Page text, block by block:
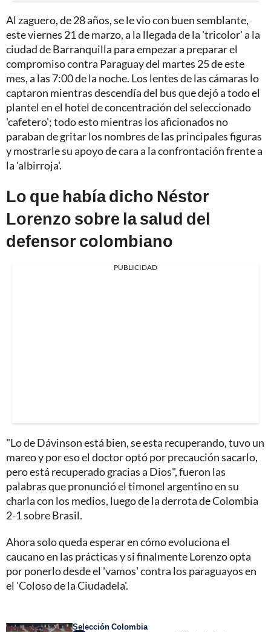
Al zaguero, de 28 años, se le vio con buen semblante,
este viernes 21 de marzo, a la llegada de la 'tricolor' a la
ciudad de Barranquilla para empezar a preparar el
compromiso contra Paraguay del martes 25 de este
mes, a las 7:00 de la noche. Los lentes de las cámaras lo
captaron mientras descendía del bus que dejó a todo el
plantel en el hotel de concentración del seleccionado
'cafetero'; todo esto mientras los aficionados no
paraban de gritar los nombres de las principales figuras
y mostrarle su apoyo de cara a la confrontación frente a
la 'albirroja'.
Lo que había dicho Néstor
Lorenzo sobre la salud del
defensor colombiano
PUBLICIDAD
"Lo de Dávinson está bien, se esta recuperando, tuvo un
mareo y por eso el doctor optó por precaución sacarlo,
pero está recuperado gracias a Dios", fueron las
palabras que pronunció el timonel argentino en su
charla con los medios, luego de la derrota de Colombia
2-1 sobre Brasil.
Ahora solo queda esperar en cómo evoluciona el
caucano en las prácticas y si finalmente Lorenzo opta
por ponerlo desde el 'vamos' contra los paraguayos en
el 'Coloso de la Ciudadela'.
Selección Colombia